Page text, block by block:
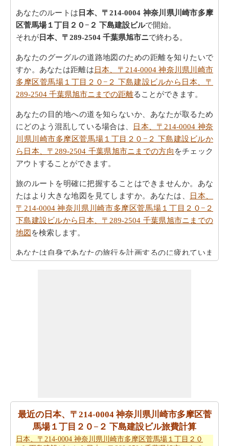
あなたのルートは 日本、〒214-0004 神奈川県川崎市多摩
区菅馬場１丁目２０−２ 下島建設ビルで開始。
それが 日本、〒289-2504 千葉県旭市ニで終わる。
あなたのグーグルの道路地図のための距離を知りたいで
すか。あなたは距離は日本、〒214-0004 神奈川県川崎市
多摩区菅馬場１丁目２０−２ 下島建設ビルから日本、〒
289-2504 千葉県旭市ニまでの距離ることができます。
あなたの目的地への道を知らないか、あなたが取るため
にどのよう混乱している場合は、
日本、〒214-0004 神奈
川県川崎市多摩区菅馬場１丁目２０−２ 下島建設ビルか
ら日本、〒289-2504 千葉県旭市ニまでの方向 をチェック
アウトすることができます。
旅のルートを明確に把握することはできませんか。あな
たはより大きな地図を見てしますか。あなたは、
日本、
〒214-0004 神奈川県川崎市多摩区菅馬場１丁目２０−２
下島建設ビルから日本、〒289-2504 千葉県旭市ニまでの
地図を検索します。
あなたは自身であなたの旅行を計画するのに疲れていま
あなたは道路の旅の代わりに飛行を取ることによって、
時間と労力を節約しますか。このケースでは、日本、〒
214-0004 神奈川県川崎市多摩区菅馬場１丁目２０−２ 下
最近の日本、〒214-0004 神奈川県川崎市多摩区菅
馬場１丁目２０−２ 下島建設ビル旅費計算
日本、〒214-0004 神奈川県川崎市多摩区菅馬場１丁目２０